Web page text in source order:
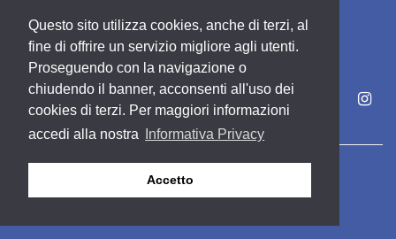
Questo sito utilizza cookies, anche di terzi, al
fine di offrire un servizio migliore agli utenti.
Proseguendo con la navigazione o
chiudendo il banner, acconsenti all'uso dei
cookies di terzi. Per maggiori informazioni
accedi alla nostra
Informativa Privacy
Accetto
Copyright PDE srl società del Gruppo Feltrinelli S. p. A.